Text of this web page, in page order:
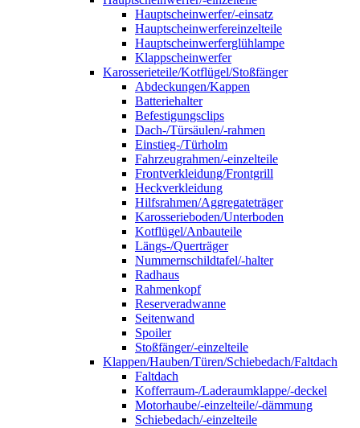
Hauptscheinwerfer/-einsatz
Hauptscheinwerfereinzelteile
Hauptscheinwerferglühlampe
Klappscheinwerfer
Karosserieteile/Kotflügel/Stoßfänger
Abdeckungen/Kappen
Batteriehalter
Befestigungsclips
Dach-/Türsäulen/-rahmen
Einstieg-/Türholm
Fahrzeugrahmen/-einzelteile
Frontverkleidung/Frontgrill
Heckverkleidung
Hilfsrahmen/Aggregateträger
Karosserieboden/Unterboden
Kotflügel/Anbauteile
Längs-/Querträger
Nummernschildtafel/-halter
Radhaus
Rahmenkopf
Reserveradwanne
Seitenwand
Spoiler
Stoßfänger/-einzelteile
Klappen/Hauben/Türen/Schiebedach/Faltdach
Faltdach
Kofferraum-/Laderaumklappe/-deckel
Motorhaube/-einzelteile/-dämmung
Schiebedach/-einzelteile